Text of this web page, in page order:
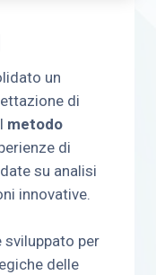
un
di
metodo
di
su analisi
innovative.
per
delle